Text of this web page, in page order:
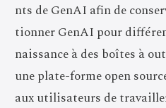
nts de GenAI afin de
tionner GenAI pour
naissance à des boîtes à
une plate-forme open
aux utilisateurs de